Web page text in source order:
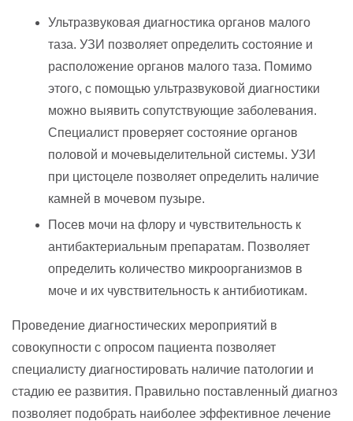
Ультразвуковая диагностика органов малого
таза. УЗИ позволяет определить состояние и
расположение органов малого таза. Помимо
этого, с помощью ультразвуковой диагностики
можно выявить сопутствующие заболевания.
Специалист проверяет состояние органов
половой и мочевыделительной системы. УЗИ
при цистоцеле позволяет определить наличие
камней в мочевом пузыре.
Посев мочи на флору и чувствительность к
антибактериальным препаратам. Позволяет
определить количество микроорганизмов в
моче и их чувствительность к антибиотикам.
Проведение диагностических мероприятий в
совокупности с опросом пациента позволяет
специалисту диагностировать наличие патологии и
стадию ее развития. Правильно поставленный диагноз
позволяет подобрать наиболее эффективное лечение